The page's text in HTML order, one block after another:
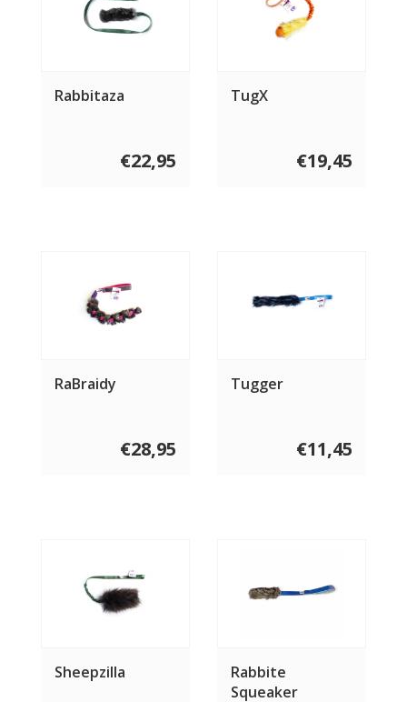
Rabbitaza
€22,95
TugX
€19,45
RaBraidy
€28,95
Tugger
€11,45
Sheepzilla
Rabbite
Squeaker